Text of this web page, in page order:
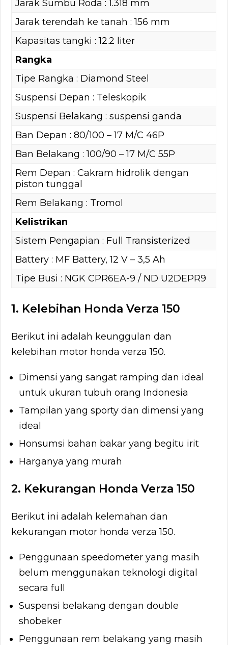
Jarak Sumbu Roda : 1.318 mm
Jarak terendah ke tanah : 156 mm
Kapasitas tangki : 12.2 liter
Rangka
Tipe Rangka : Diamond Steel
Suspensi Depan : Teleskopik
Suspensi Belakang : suspensi ganda
Ban Depan : 80/100 – 17 M/C 46P
Ban Belakang : 100/90 – 17 M/C 55P
Rem Depan : Cakram hidrolik dengan
piston tunggal
Rem Belakang : Tromol
Kelistrikan
Sistem Pengapian : Full Transisterized
Battery : MF Battery, 12 V – 3,5 Ah
Tipe Busi : NGK CPR6EA-9 / ND U2DEPR9
1. Kelebihan Honda Verza 150
Berikut ini adalah keunggulan dan
kelebihan motor honda verza 150.
Dimensi yang sangat ramping dan ideal
untuk ukuran tubuh orang Indonesia
Tampilan yang sporty dan dimensi yang
ideal
Honsumsi bahan bakar yang begitu irit
Harganya yang murah
2. Kekurangan Honda Verza 150
Berikut ini adalah kelemahan dan
kekurangan motor honda verza 150.
Penggunaan speedometer yang masih
belum menggunakan teknologi digital
secara full
Suspensi belakang dengan double
shobeker
Penggunaan rem belakang yang masih